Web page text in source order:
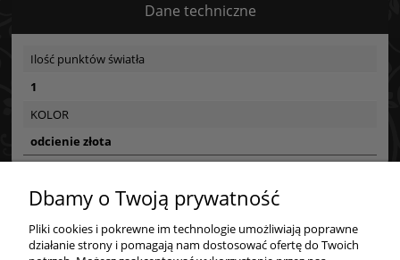
Dane techniczne
Ilość punktów światła
1
KOLOR
odcienie złota
Bezpieczeństwo
Bezpieczeństwo
Zakupy
Dbamy o Twoją prywatność
Pliki cookies i pokrewne im technologie umożliwiają poprawne
działanie strony i pomagają nam dostosować ofertę do Twoich